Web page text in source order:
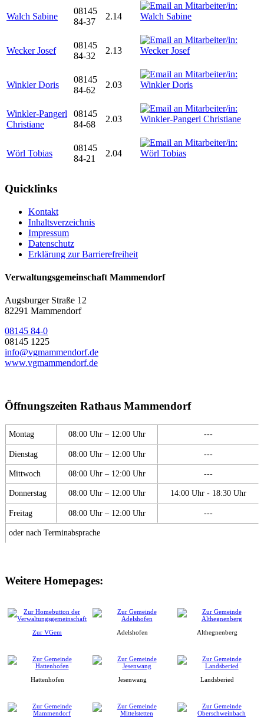
Walch Sabine
08145
84-37
2.14
Wecker Josef
08145
84-32
2.13
Winkler Doris
08145
84-62
2.03
Winkler-Pangerl
Christiane
08145
84-68
2.03
Wörl Tobias
08145
84-21
2.04
Quicklinks
Kontakt
Inhaltsverzeichnis
Impressum
Datenschutz
Erklärung zur Barrierefreiheit
Verwaltungsgemeinschaft Mammendorf
Augsburger Straße 12
82291 Mammendorf
08145 84-0
08145 1225
info@vgmammendorf.de
www.vgmammendorf.de
Öffnungszeiten Rathaus Mammendorf
Montag 08:00 Uhr – 12:00 Uhr ---
Dienstag 08:00 Uhr – 12:00 Uhr ---
Mittwoch 08:00 Uhr – 12:00 Uhr ---
Donnerstag 08:00 Uhr – 12:00 Uhr 14:00 Uhr - 18:30 Uhr
Freitag 08:00 Uhr – 12:00 Uhr ---
oder nach Terminabsprache
Weitere Homepages:
Zur VGem Adelshofen Althegnenberg
Hattenhofen Jesenwang Landsberied